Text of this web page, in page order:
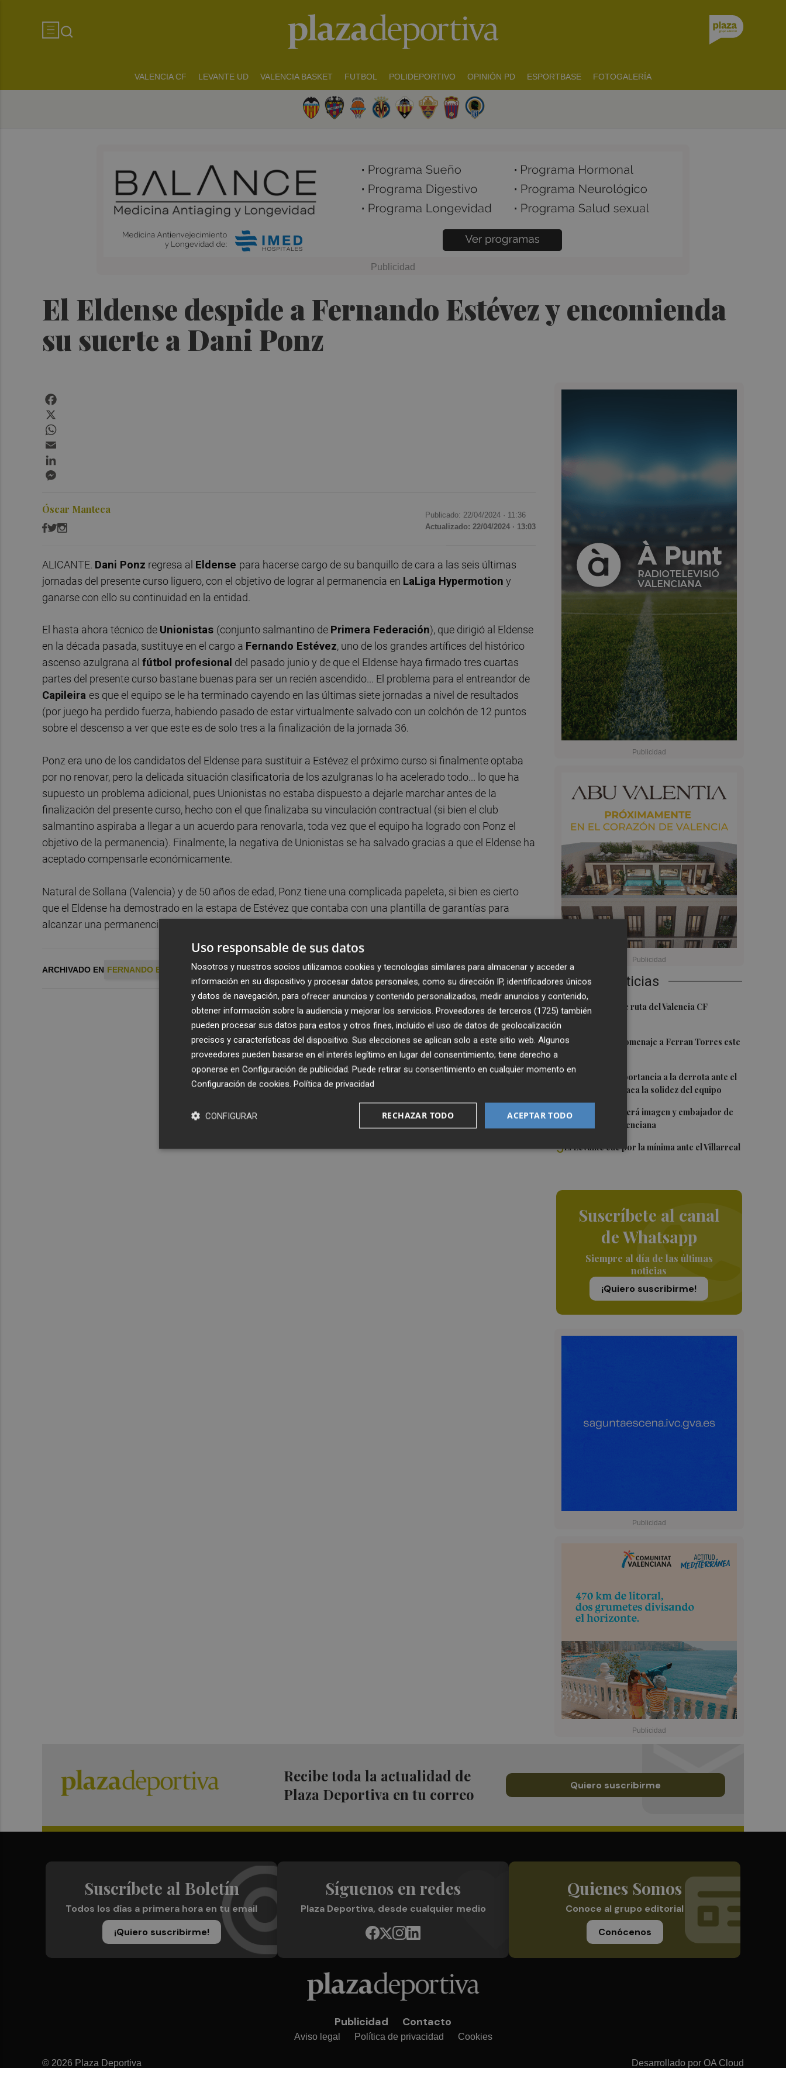
VALENCIA CF LEVANTE UD VALENCIA BASKET FUTBOL POLIDEPORTIVO OPINIÓN PD ESPORTBASE FOTOGALERÍA
El Eldense despide a Fernando Estévez y encomienda
su suerte a Dani Ponz
Últimas Noticias
1La nueva hoja de ruta del Valencia CF
2Foios rendirá homenaje a Ferran Torres este
3 Sotelo resta importancia a la derrota ante el
Villarreal y destaca la solidez del equipo
4Ferran Torres será imagen y embajador de
la Comunitat Valenciana
5El Levante cae por la mínima ante el Villarreal
Suscríbete al canal
de Whatsapp
Siempre al día de las últimas
noticias
¡Quiero suscribirme!
Óscar Manteca Publicado: 22/04/2024 · 11:36
Actualizado: 22/04/2024 · 13:03
ALICANTE. Dani Ponz regresa al Eldense para hacerse cargo de su banquillo de cara a las seis últimas
jornadas del presente curso liguero, con el objetivo de lograr al permanencia en LaLiga Hypermotion y
ganarse con ello su continuidad en la entidad.
El hasta ahora técnico de Unionistas (conjunto salmantino de Primera Federación), que dirigió al Eldense
en la década pasada, sustituye en el cargo a Fernando Estévez, uno de los grandes artífices del histórico
ascenso azulgrana al fútbol profesional del pasado junio y de que el Eldense haya firmado tres cuartas
partes del presente curso bastane buenas para ser un recién ascendido... El problema para el entreandor de
Capileira es que el equipo se le ha terminado cayendo en las últimas siete jornadas a nivel de resultados
(por juego ha perdido fuerza, habiendo pasado de estar virtualmente salvado con un colchón de 12 puntos
sobre el descenso a ver que este es de solo tres a la finalización de la jornada 36.
Ponz era uno de los candidatos del Eldense para sustituir a Estévez el próximo curso si finalmente optaba
por no renovar, pero la delicada situación clasificatoria de los azulgranas lo ha acelerado todo... lo que ha
supuesto un problema adicional, pues Unionistas no estaba dispuesto a dejarle marchar antes de la
finalización del presente curso, hecho con el que finalizaba su vinculación contractual (si bien el club
salmantino aspiraba a llegar a un acuerdo para renovarla, toda vez que el equipo ha logrado con Ponz el
objetivo de la permanencia). Finalmente, la negativa de Unionistas se ha salvado gracias a que el Eldense ha
aceptado compensarle económicamente.
Natural de Sollana (Valencia) y de 50 años de edad, Ponz tiene una complicada papeleta, si bien es cierto
que el Eldense ha demostrado en la estapa de Estévez que contaba con una plantilla de garantías para
alcanzar una permanencia tranquila.
ARCHIVADO EN FERNANDO ESTÉVEZ PONZ CD ELDENSE
Recibe toda la actualidad de
Plaza Deportiva en tu correo
Quiero suscribirme
Suscríbete al Boletín
Todos los días a primera hora en tu email
¡Quiero suscribirme!
Síguenos en redes
Plaza Deportiva, desde cualquier medio
Quienes Somos
Conoce al grupo editorial
Conócenos
Publicidad Contacto
Aviso legal Política de privacidad Cookies
© 2026 Plaza Deportiva Desarrollado por OA Cloud
Uso responsable de sus datos
Nosotros y nuestros socios utilizamos cookies y tecnologías similares para almacenar y acceder a
información en su dispositivo y procesar datos personales, como su dirección IP, identificadores únicos
y datos de navegación, para ofrecer anuncios y contenido personalizados, medir anuncios y contenido,
obtener información sobre la audiencia y mejorar los servicios. Proveedores de terceros (1725) también
pueden procesar sus datos para estos y otros fines, incluido el uso de datos de geolocalización
precisos y características del dispositivo. Sus elecciones se aplican solo a este sitio web. Algunos
proveedores pueden basarse en el interés legítimo en lugar del consentimiento; tiene derecho a
oponerse en Configuración de publicidad. Puede retirar su consentimiento en cualquier momento en
Configuración de cookies. Política de privacidad
ACEPTAR TODO
RECHAZAR TODO
CONFIGURAR